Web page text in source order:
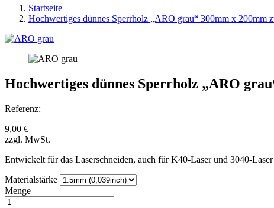
Startseite
Hochwertiges dünnes Sperrholz „ARO grau“ 300mm x 200mm
Hochwertiges dünnes Sperrholz „ARO
Referenz:
9,00 €
zzgl. MwSt.
Entwickelt für das Laserschneiden, auch für K40-Laser und 3040-
Materialstärke
Menge